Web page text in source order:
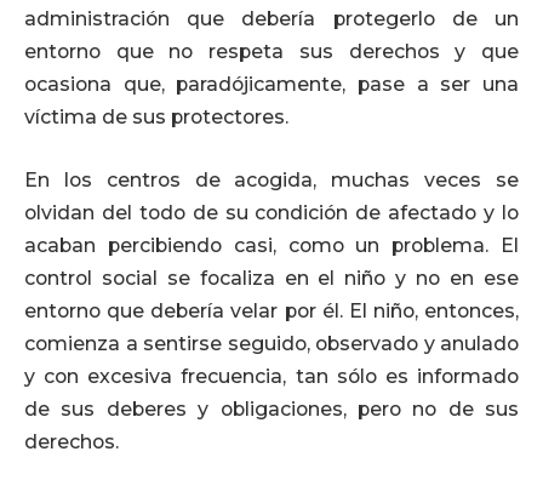
administración que debería protegerlo de un
entorno que no respeta sus derechos y que
ocasiona que, paradójicamente, pase a ser una
víctima de sus protectores.
En los centros de acogida, muchas veces se
olvidan del todo de su condición de afectado y lo
acaban percibiendo casi, como un problema. El
control social se focaliza en el niño y no en ese
entorno que debería velar por él. El niño, entonces,
comienza a sentirse seguido, observado y anulado
y con excesiva frecuencia, tan sólo es informado
de sus deberes y obligaciones, pero no de sus
derechos.